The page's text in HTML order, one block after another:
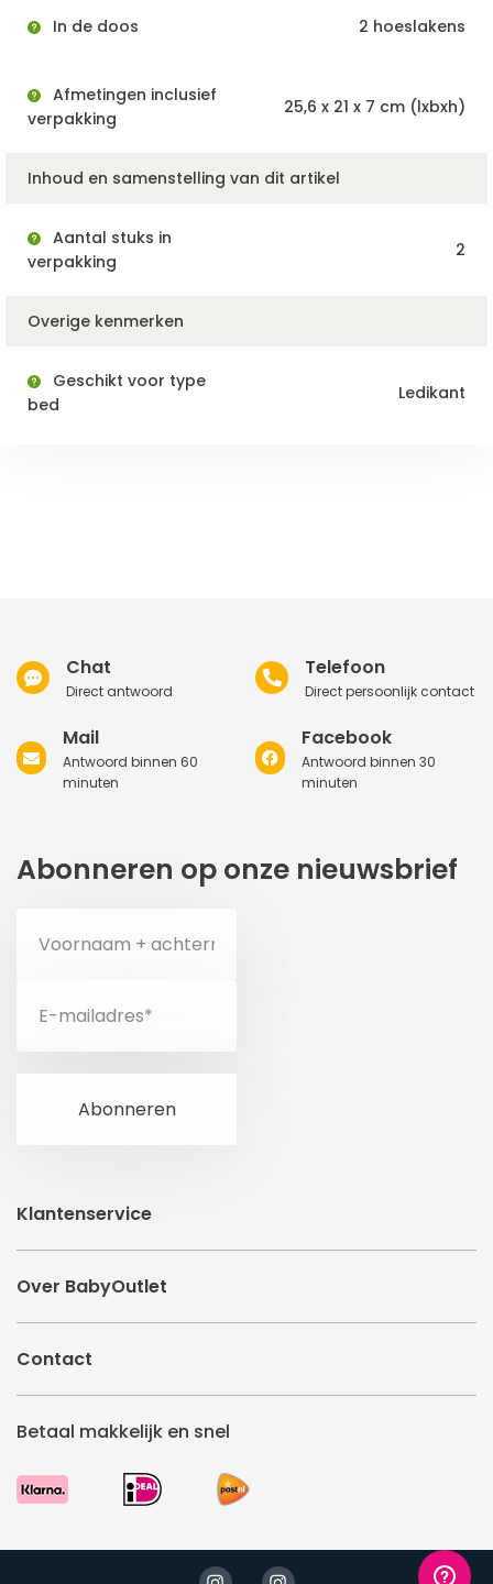
In de doos 2 hoeslakens
Afmetingen inclusief
verpakking
25,6 x 21 x 7 cm (lxbxh)
Inhoud en samenstelling van dit artikel
Aantal stuks in
verpakking
2
Overige kenmerken
Geschikt voor type
bed
Ledikant
Chat
Direct antwoord
Telefoon
Direct persoonlijk contact
Mail
Antwoord binnen 60
minuten
Facebook
Antwoord binnen 30
minuten
Abonneren op onze nieuwsbrief
Klantenservice
Over BabyOutlet
Contact
Betaal makkelijk en snel